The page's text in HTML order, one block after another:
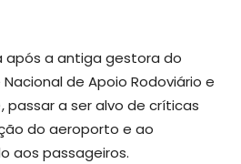
a antiga gestora do
de Apoio Rodoviário e
passar a ser alvo de críticas
do aeroporto e ao
aos passageiros.